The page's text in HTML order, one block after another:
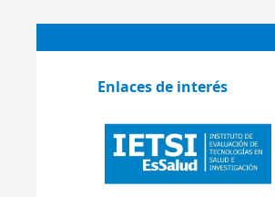
Enlaces de interés